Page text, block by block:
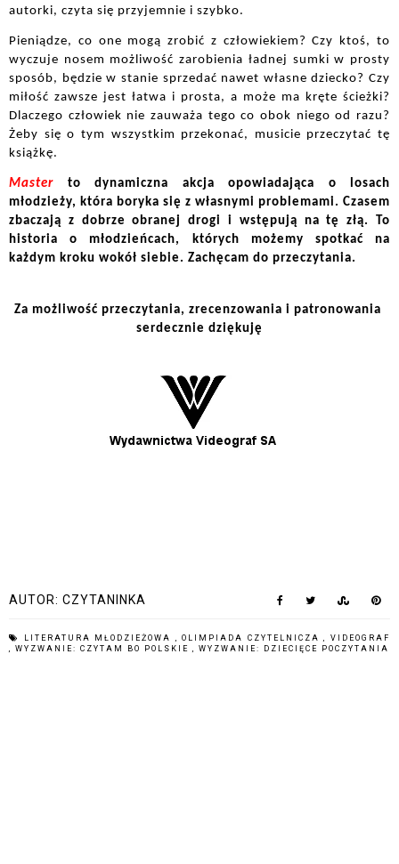
autorki, czyta się przyjemnie i szybko.
Pieniądze, co one mogą zrobić z człowiekiem? Czy ktoś, to
wyczuje nosem możliwość zarobienia ładnej sumki w prosty
sposób, będzie w stanie sprzedać nawet własne dziecko? Czy
miłość zawsze jest łatwa i prosta, a może ma kręte ścieżki?
Dlaczego człowiek nie zauważa tego co obok niego od razu?
Żeby się o tym wszystkim przekonać, musicie przeczytać tę
książkę.
Master to dynamiczna akcja opowiadająca o losach
młodzieży, która boryka się z własnymi problemami. Czasem
zbaczają z dobrze obranej drogi i wstępują na tę złą. To
historia o młodzieńcach, których możemy spotkać na
każdym kroku wokół siebie. Zachęcam do przeczytania.
Za możliwość przeczytania, zrecenzowania i patronowania
serdecznie dziękuję
AUTOR: CZYTANINKA
LITERATURA MŁODZIEŻOWA ,OLIMPIADA CZYTELNICZA,VIDEOGRAF
, WYZWANIE: CZYTAM BO POLSKIE , WYZWANIE: DZIECIĘCE POCZYTANIA